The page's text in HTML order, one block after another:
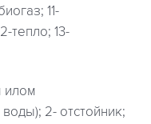
11-
тепло; 13-
илом
2- отстойник;